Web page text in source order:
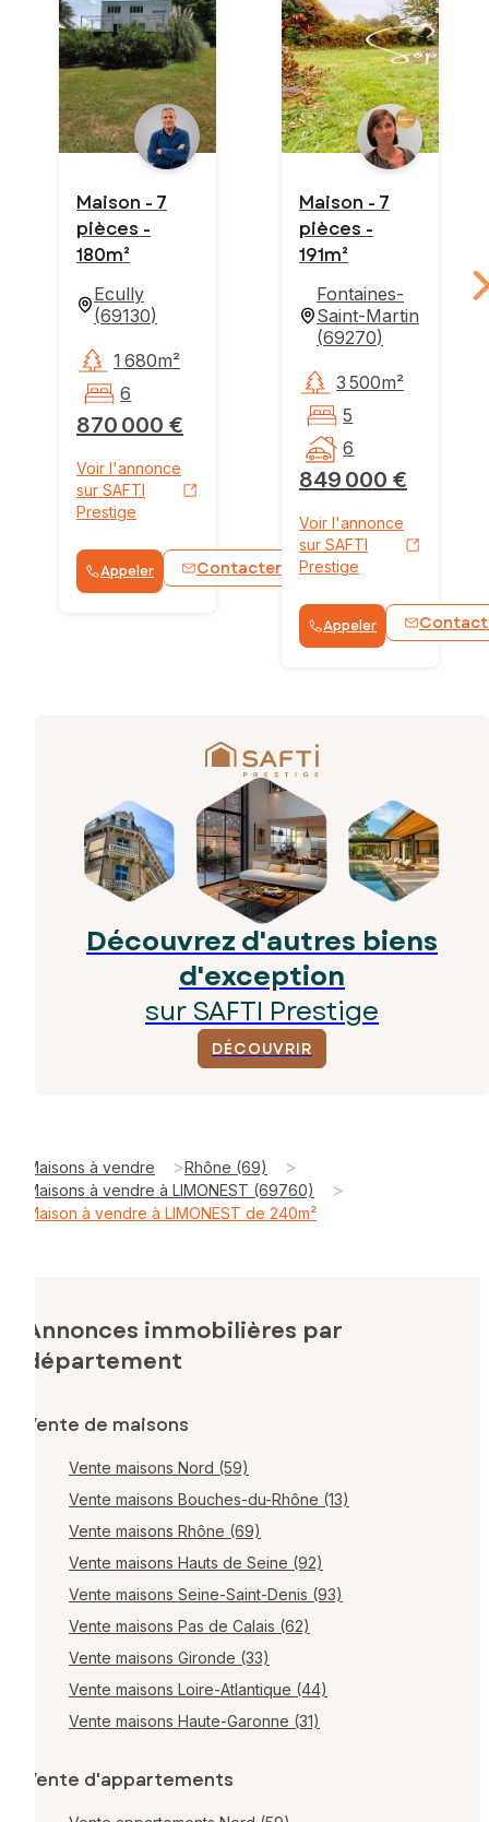
Maison - 7
pièces -
180m²
Ecully
(69130)
870 000 €
1 680m²
6
Voir l'annonce
sur SAFTI
Prestige
Appeler Contacter WhatsApp
Maison - 7
pièces -
191m²
Fontaines-
Saint-Martin
(69270)
849 000 €
3 500m²
5
6
Voir l'annonce
sur SAFTI
Prestige
Appeler
Découvrez d'autres biens
d'exception
sur SAFTI Prestige
DÉCOUVRIR
Maisons à vendre >Rhône (69) >
Maisons à vendre à LIMONEST (69760) >
Maison à vendre à LIMONEST de 240m²
Annonces immobilières par
département
Vente de maisons
Vente maisons Nord (59)
Vente maisons Bouches-du-Rhône (13)
Vente maisons Rhône (69)
Vente maisons Hauts de Seine (92)
Vente maisons Seine-Saint-Denis (93)
Vente maisons Pas de Calais (62)
Vente maisons Gironde (33)
Vente maisons Loire-Atlantique (44)
Vente maisons Haute-Garonne (31)
Vente d'appartements